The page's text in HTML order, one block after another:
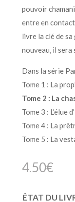
pouvoir
entre en contact
livre la clé de sa
nouveau, il sera
Dans la série
Tome 1 : La
Tome 2 : La
Tome 3 : L’élue
Tome 4 : La
Tome 5 : La
4.50€
ÉTAT DU